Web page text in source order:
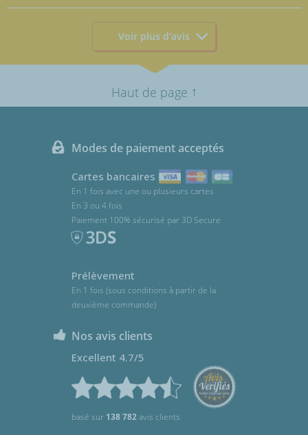
Voir plus d'avis
Haut de page ↑
Modes de paiement acceptés
Cartes bancaires
En 1 fois avec une ou plusieurs cartes
En 3 ou 4 fois
Paiement 100% sécurisé par 3D Secure
Prélèvement
En 1 fois (sous conditions à partir de la
deuxième commande)
Nos avis clients
Excellent 4.7/5
basé sur 138 782avis clients